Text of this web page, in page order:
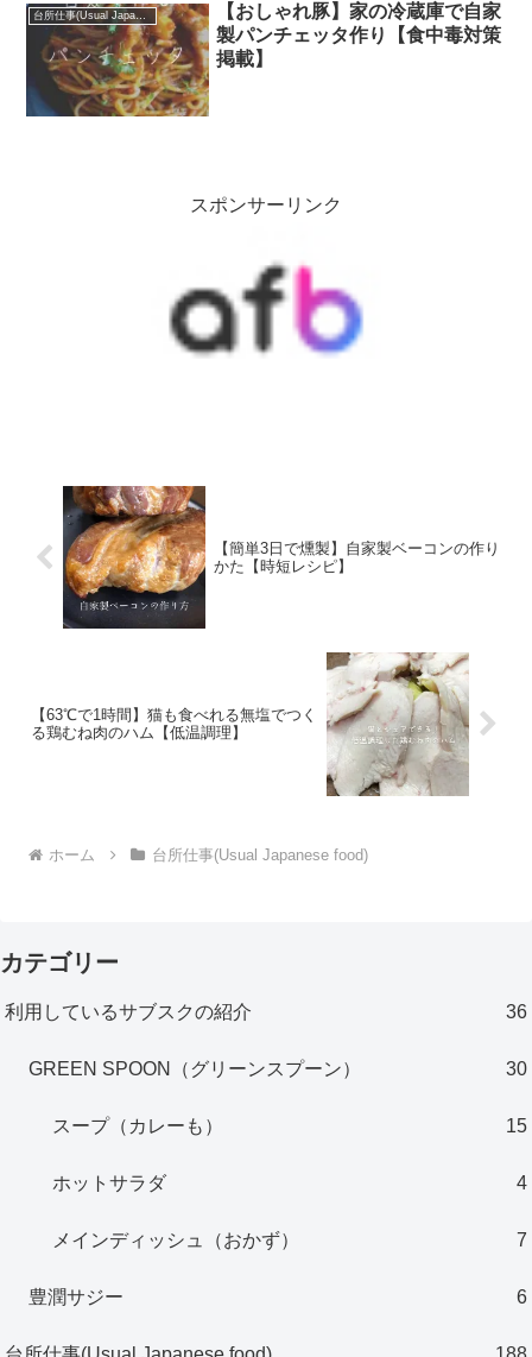
【おしゃれ豚】家の冷蔵庫で自家
製パンチェッタ作り【食中毒対策
掲載】
スポンサーリンク
【簡単3日で燻製】自家製ベーコンの作り
かた【時短レシピ】
【63℃で1時間】猫も食べれる無塩でつく
る鶏むね肉のハム【低温調理】
ホーム 台所仕事(Usual Japanese food)
カテゴリー
利用しているサブスクの紹介 36
GREEN SPOON（グリーンスプーン） 30
スープ（カレーも） 15
ホットサラダ 4
メインディッシュ（おかず） 7
豊潤サジー 6